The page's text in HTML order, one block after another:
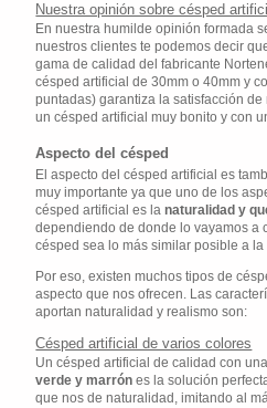
Nuestra opinión sobre césped
En nuestra humilde opinión formada
nuestros clientes te podemos decir
gama de calidad del fabricante
césped artificial de 30mm o 40mm y
puntadas) garantiza la satisfacción
un césped artificial muy bonito y con
Aspecto del césped
El aspecto del césped artificial es
muy importante ya que uno de los
césped artificial es lanaturalidad y
dependiendo de donde lo vayamos a
césped sea lo más similar posible a
Por eso, existen muchos tipos de
aspecto que nos ofrecen. Las
aportan naturalidad y realismo son:
Césped artificial de varios colores
Un césped artificial de calidad con
verde y marrón es la solución
que nos de naturalidad, imitando al